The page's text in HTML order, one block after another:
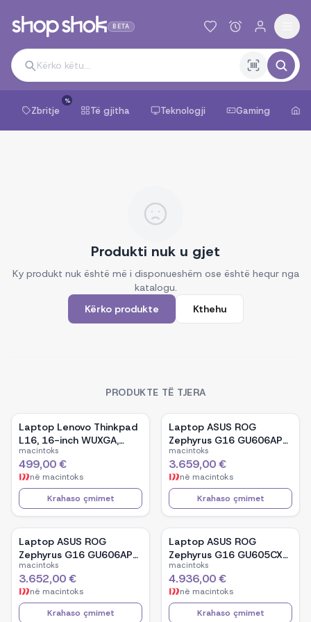
BETA
Zbritje
%
Të gjitha Teknologji Gaming
Produkti nuk u gjet
Ky produkt nuk është më i disponueshëm ose është hequr nga
katalogu.
Kërko produkte
Kthehu
PRODUKTE TË TJERA
Laptop Lenovo Thinkpad
L16, 16-inch WUXGA,
AMD Ryzen 5 Pro-7535U,
16GB Ram DDR5, 512GB
SSD - Black
macintoks
499,00 €
në macintoks
Krahaso çmimet
Laptop ASUS ROG
Zephyrus G16 GU606AP-
TB039W, 16-inch OLED,
Intel Core Ultra 9 386H,
NVIDIA GeForce RTX
5070, 32GB RAM, 1TB
SSD, Windows 11 - White
macintoks
3.659,00 €
në macintoks
Krahaso çmimet
Laptop ASUS ROG
Zephyrus G16 GU606AP-
TB041W, 16-inch OLED,
Intel Core Ultra 9 386H,
NVIDIA GeForce RTX
5070, 32GB RAM, 1TB
macintoks
3.652,00 €
në macintoks
Krahaso çmimet
Laptop ASUS ROG
Zephyrus G16 GU605CX-
QR106W, 16-inch WQXGA
OLED, Intel Core Ultra 9
285H, NVIDIA GeForce
RTX 5090, 32GB RAM,
macintoks
4.936,00 €
në macintoks
Krahaso çmimet